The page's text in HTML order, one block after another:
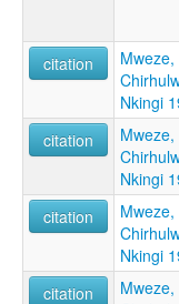
citation
Mweze,
Nkingi
citation
Mweze,
Nkingi
citation
Mweze,
Nkingi
citation
Mweze,